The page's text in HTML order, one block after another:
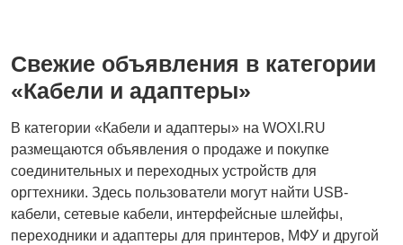
Свежие объявления в категории
«Кабели и адаптеры»
В категории «Кабели и адаптеры» на WOXI.RU
размещаются объявления о продаже и покупке
соединительных и переходных устройств для
оргтехники. Здесь пользователи могут найти USB-
кабели, сетевые кабели, интерфейсные шлейфы,
переходники и адаптеры для принтеров, МФУ и другой